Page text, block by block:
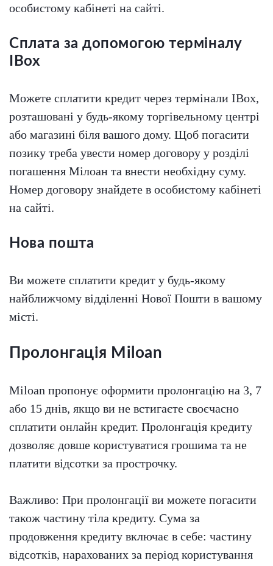
особистому кабінеті на сайті.
Сплата за допомогою терміналу
IBox
Можете сплатити кредит через термінали IBox,
розташовані у будь-якому торгівельному центрі
або магазині біля вашого дому. Щоб погасити
позику треба увести номер договору у розділі
погашення Мілоан та внести необхідну суму.
Номер договору знайдете в особистому кабінеті
на сайті.
Нова пошта
Ви можете сплатити кредит у будь-якому
найближчому відділенні Нової Пошти в вашому
місті.
Пролонгація Miloan
Miloan пропонує оформити пролонгацію на 3, 7
або 15 днів, якщо ви не встигаєте своєчасно
сплатити онлайн кредит. Пролонгація кредиту
дозволяє довше користуватися грошима та не
платити відсотки за прострочку.
Важливо: При пролонгації ви можете погасити
також частину тіла кредиту. Сума за
продовження кредиту включає в себе: частину
відсотків, нарахованих за період користування